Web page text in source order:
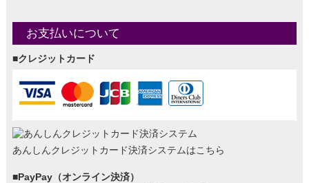
お支払いについて
■クレジットカード
あんしんクレジットカード決済システムはこちら
■PayPay（オンライン決済）